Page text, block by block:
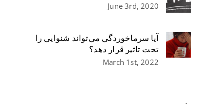
June 3rd, 2020
آیا سرماخوردگی می‌تواند شنوایی را
تحت تاثیر قرار دهد؟
March 1st, 2022